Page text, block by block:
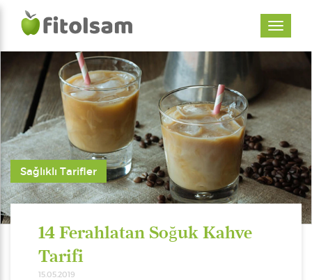
Sağlıklı Tarifler
14 Ferahlatan Soğuk Kahve
Tarifi
15.05.2019